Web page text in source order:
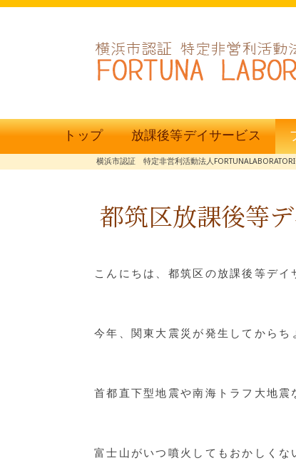
トップ 放課後等デイサービス
横浜市認証 特定非営利活動法人
都筑区放課後
こんにちは、都筑区の放課後等デイ
今年、関東大震災が発生してから
首都直下型地震や南海トラフ大地
富士山がいつ噴火してもおかしくな